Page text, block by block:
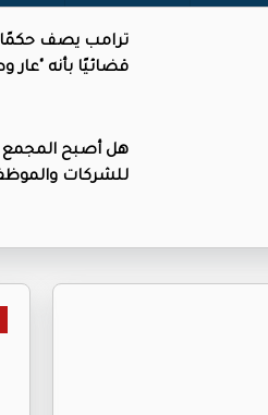
ترامب يصف حكمًا
قضائيًا بأنه "عار
هل أصبح المجمع
للشركات